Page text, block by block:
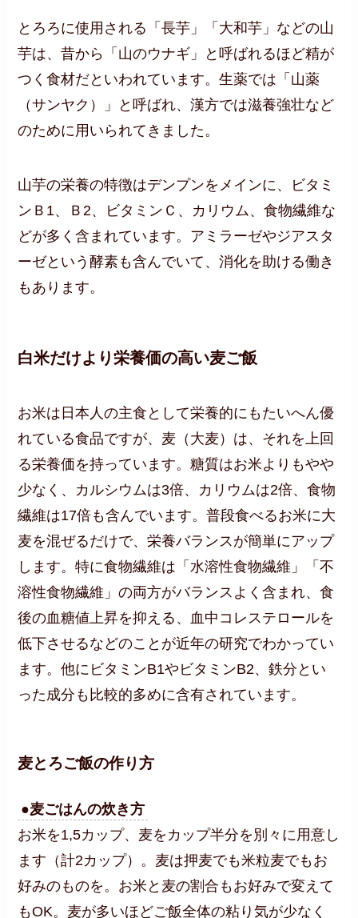
とろろに使用される「長芋」「大和芋」などの山
芋は、昔から「山のウナギ」と呼ばれるほど精が
つく食材だといわれています。生薬では「山薬
（サンヤク）」と呼ばれ、漢方では滋養強壮など
のために用いられてきました。
山芋の栄養の特徴はデンプンをメインに、ビタミ
ンＢ1、Ｂ2、ビタミンＣ、カリウム、食物繊維な
どが多く含まれています。アミラーゼやジアスタ
ーゼという酵素も含んでいて、消化を助ける働き
もあります。
白米だけより栄養価の高い麦ご飯
お米は日本人の主食として栄養的にもたいへん優
れている食品ですが、麦（大麦）は、それを上回
る栄養価を持っています。糖質はお米よりもやや
少なく、カルシウムは3倍、カリウムは2倍、食物
繊維は17倍も含んでいます。普段食べるお米に大
麦を混ぜるだけで、栄養バランスが簡単にアップ
します。特に食物繊維は「水溶性食物繊維」「不
溶性食物繊維」の両方がバランスよく含まれ、食
後の血糖値上昇を抑える、血中コレステロールを
低下させるなどのことが近年の研究でわかってい
ます。他にビタミンB1やビタミンB2、鉄分とい
った成分も比較的多めに含有されています。
麦とろご飯の作り方
●麦ごはんの炊き方
お米を1,5カップ、麦をカップ半分を別々に用意し
ます（計2カップ）。麦は押麦でも米粒麦でもお
好みのものを。お米と麦の割合もお好みで変えて
もOK。麦が多いほどご飯全体の粘り気が少なく